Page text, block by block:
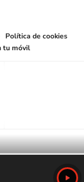
Política de cookies
tu móvil